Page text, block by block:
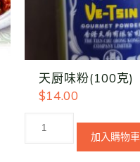
天厨味粉(100克)
$14.00
加入購物車